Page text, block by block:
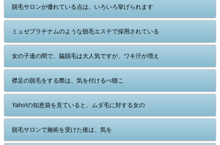
脱毛サロンが優れている点は、いろいろ挙げられます
ミュゼプラチナムのような脱毛エステで採用されている
女の子達の間で、脇脱毛は大人気ですが、ワキ汗が増え
襟足の脱毛をする際は、気を付けるべ聴こ
Yaho!の知恵袋を見ていると、ムダ毛に対する女の
脱毛サロンで施術を受けた後は、気を